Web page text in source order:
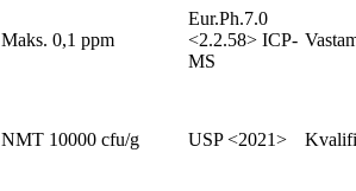
Maks. 0,1 ppm
Eur.Ph.7.0
<2.2.58> ICP-
MS
NMT 10000 cfu/g USP <2021>